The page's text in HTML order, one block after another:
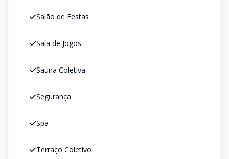
Salão de Festas
Sala de Jogos
Sauna Coletiva
Segurança
Spa
Terraço Coletivo